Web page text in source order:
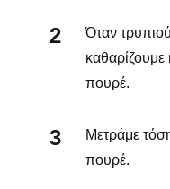
Όταν
πουρέ.
Μετράμε
πουρέ.